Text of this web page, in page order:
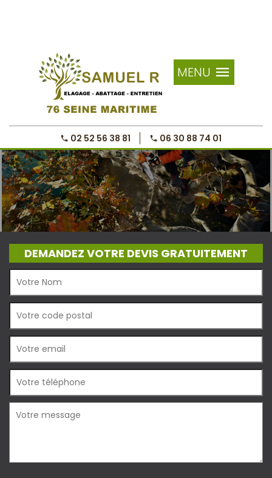
MENU
02 52 56 38 81 06 30 88 74 01
DEMANDEZ VOTRE DEVIS GRATUITEMENT